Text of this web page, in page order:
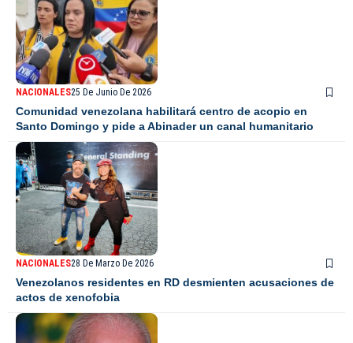
NACIONALES25 De Junio De 2026
Comunidad venezolana habilitará centro de acopio en
Santo Domingo y pide a Abinader un canal humanitario
NACIONALES28 De Marzo De 2026
Venezolanos residentes en RD desmienten acusaciones de
actos de xenofobia